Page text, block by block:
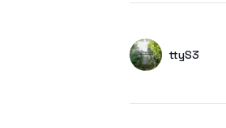
AuthorsName
ttyS3